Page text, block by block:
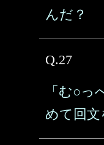
んだ？
Q.27
「む○
めて回文